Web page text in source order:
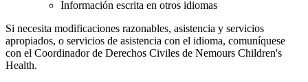
Información escrita en otros idiomas
Si necesita modificaciones razonables, asistencia y servicios
apropiados, o servicios de asistencia con el idioma, comuníquese
con el Coordinador de Derechos Civiles de Nemours Children's
Health.